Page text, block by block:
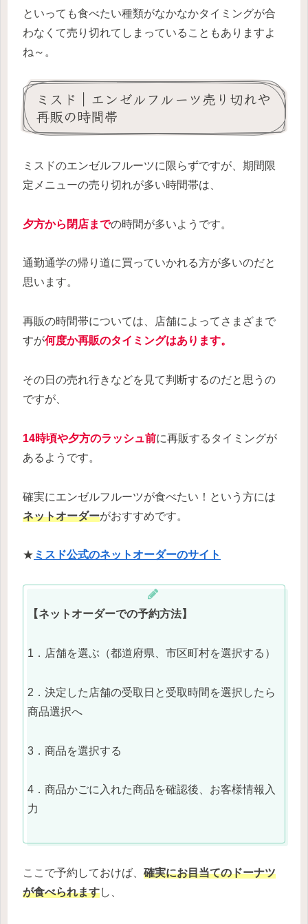
といっても食べたい種類がなかなかタイミングが合
わなくて売り切れてしまっていることもありますよ
ね～。
ミスド｜エンゼルフルーツ売り切れや
再販の時間帯
ミスドのエンゼルフルーツに限らずですが、期間限
定メニューの売り切れが多い時間帯は、
夕方から閉店までの時間が多いようです。
通勤通学の帰り道に買っていかれる方が多いのだと
思います。
再販の時間帯については、店舗によってさまざまで
すが何度か再販のタイミングはあります。
その日の売れ行きなどを見て判断するのだと思うの
ですが、
14時頃や夕方のラッシュ前に再販するタイミングが
あるようです。
確実にエンゼルフルーツが食べたい！という方には
ネットオーダーがおすすめです。
★ ミスド公式のネットオーダーのサイト
【ネットオーダーでの予約方法】
1．店舗を選ぶ（都道府県、市区町村を選択する）
2．決定した店舗の受取日と受取時間を選択したら
商品選択へ
3．商品を選択する
4．商品かごに入れた商品を確認後、お客様情報入
力
ここで予約しておけば、 確実にお目当てのドーナツ
が食べられますし、